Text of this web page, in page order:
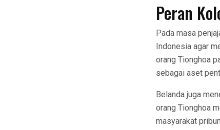
Peran
Pada masa
Indonesia agar
orang Tionghoa
sebagai aset
Belanda juga
orang Tionghoa
masyarakat